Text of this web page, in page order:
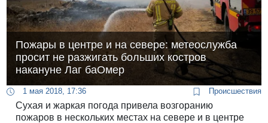
Пожары в центре и на севере: метеослужба
просит не разжигать больших костров
накануне Лаг баОмер
1 мая 2018, 17:36 Происшествия
Сухая и жаркая погода привела возгоранию
пожаров в нескольких местах на севере и в центре